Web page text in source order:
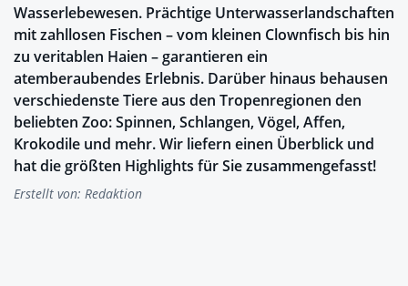
Wasserlebewesen. Prächtige Unterwasserlandschaften
mit zahllosen Fischen – vom kleinen Clownfisch bis hin
zu veritablen Haien – garantieren ein
atemberaubendes Erlebnis. Darüber hinaus behausen
verschiedenste Tiere aus den Tropenregionen den
beliebten Zoo: Spinnen, Schlangen, Vögel, Affen,
Krokodile und mehr. Wir liefern einen Überblick und
hat die größten Highlights für Sie zusammengefasst!
Erstellt von: Redaktion